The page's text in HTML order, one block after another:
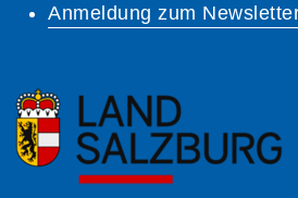
Anmeldung zum